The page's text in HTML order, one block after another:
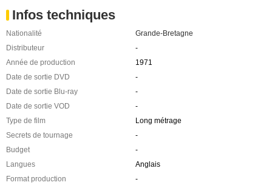
Infos techniques
Nationalité
Grande-Bretagne
Distributeur
-
Année de production
1971
Date de sortie DVD
-
Date de sortie Blu-ray
-
Date de sortie VOD
-
Type de film
Long métrage
Secrets de tournage
-
Budget
-
Langues
Anglais
Format production
-